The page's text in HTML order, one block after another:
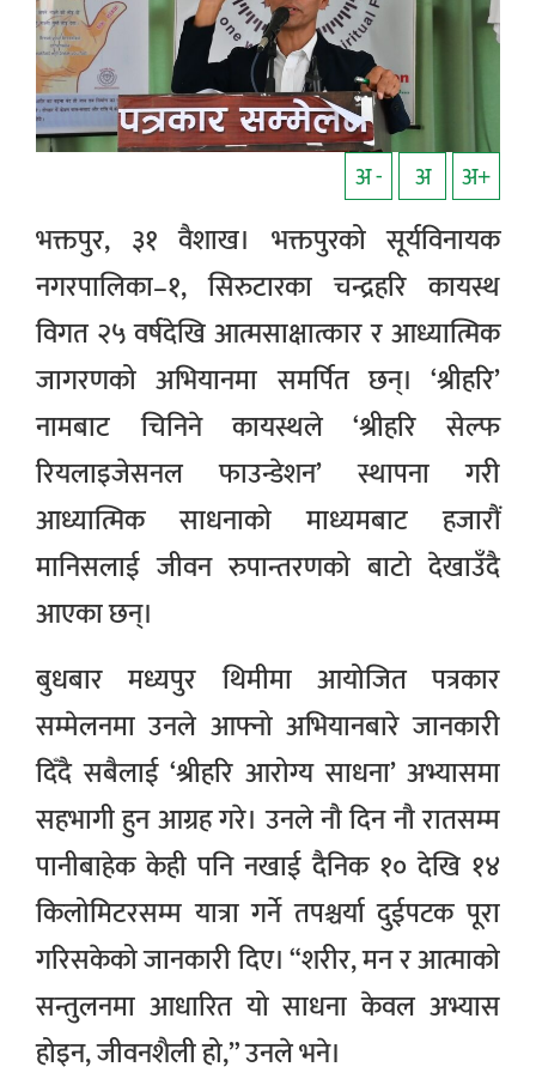
अ - अ अ+
भक्तपुर, ३१ वैशाख। भक्तपुरको सूर्यविनायक
नगरपालिका–१, सिरुटारका चन्द्रहरि कायस्थ
विगत २५ वर्षदेखि आत्मसाक्षात्कार र आध्यात्मिक
जागरणको अभियानमा समर्पित छन्। ‘श्रीहरि’
नामबाट चिनिने कायस्थले ‘श्रीहरि सेल्फ
रियलाइजेसनल फाउन्डेशन’ स्थापना गरी
आध्यात्मिक साधनाको माध्यमबाट हजारौं
मानिसलाई जीवन रुपान्तरणको बाटो देखाउँदै
आएका छन्।
बुधबार मध्यपुर थिमीमा आयोजित पत्रकार
सम्मेलनमा उनले आफ्नो अभियानबारे जानकारी
दिँदै सबैलाई ‘श्रीहरि आरोग्य साधना’ अभ्यासमा
सहभागी हुन आग्रह गरे।उनले नौ दिन नौ रातसम्म
पानीबाहेक केही पनि नखाई दैनिक १० देखि १४
किलोमिटरसम्म यात्रा गर्ने तपश्चर्या दुईपटक पूरा
गरिसकेको जानकारी दिए। “शरीर, मन र आत्माको
सन्तुलनमा आधारित यो साधना केवल अभ्यास
होइन, जीवनशैली हो,” उनले भने।